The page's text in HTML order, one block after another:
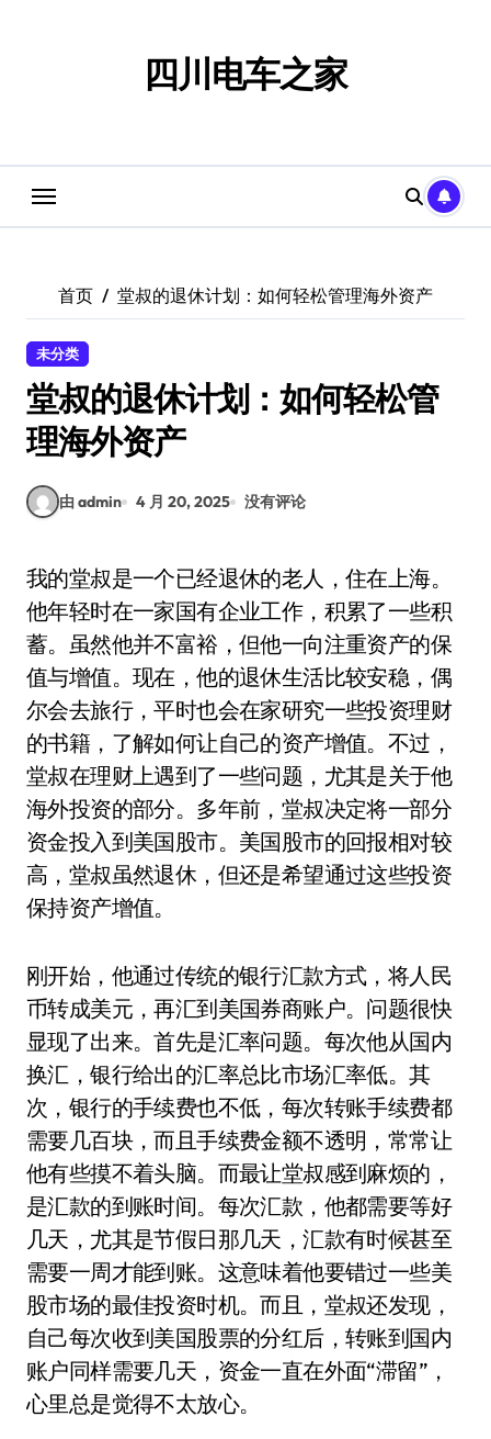
四川电车之家
首页 堂叔的退休计划：如何轻松管理海外资产
未分类
堂叔的退休计划：如何轻松管
理海外资产
由 admin 4 月 20, 2025 没有评论
我的堂叔是一个已经退休的老人，住在上海。
他年轻时在一家国有企业工作，积累了一些积
蓄。虽然他并不富裕，但他一向注重资产的保
值与增值。现在，他的退休生活比较安稳，偶
尔会去旅行，平时也会在家研究一些投资理财
的书籍，了解如何让自己的资产增值。不过，
堂叔在理财上遇到了一些问题，尤其是关于他
海外投资的部分。多年前，堂叔决定将一部分
资金投入到美国股市。美国股市的回报相对较
高，堂叔虽然退休，但还是希望通过这些投资
保持资产增值。
刚开始，他通过传统的银行汇款方式，将人民
币转成美元，再汇到美国券商账户。问题很快
显现了出来。首先是汇率问题。每次他从国内
换汇，银行给出的汇率总比市场汇率低。其
次，银行的手续费也不低，每次转账手续费都
需要几百块，而且手续费金额不透明，常常让
他有些摸不着头脑。而最让堂叔感到麻烦的，
是汇款的到账时间。每次汇款，他都需要等好
几天，尤其是节假日那几天，汇款有时候甚至
需要一周才能到账。这意味着他要错过一些美
股市场的最佳投资时机。而且，堂叔还发现，
自己每次收到美国股票的分红后，转账到国内
账户同样需要几天，资金一直在外面“滞留”，
心里总是觉得不太放心。